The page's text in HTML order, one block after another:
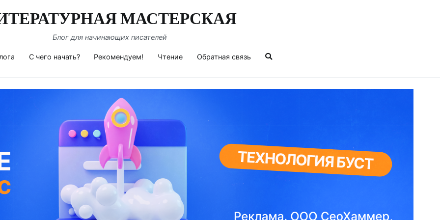
МАСТЕРСКАЯ
Блог для начинающих писателей
С чего начать? Рекомендуем! Чтение Обратная связь